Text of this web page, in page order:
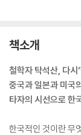
책소개
철학자 탁석산, 다시
중국과 일본과 미국
타자의 시선으로 한
한국적인 것이란 무